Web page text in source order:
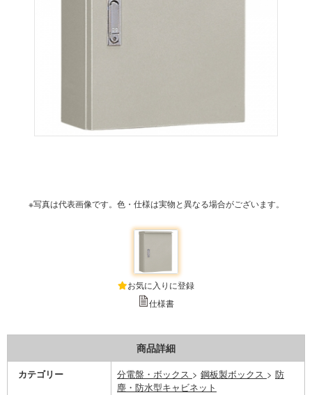
※写真は代表画像です。色・仕様は実物と異なる場合がございます。
お気に入りに登録
仕様書
商品詳細
カテゴリー 分電盤・ボックス > 鋼板製ボックス > 防
塵・防水型キャビネット